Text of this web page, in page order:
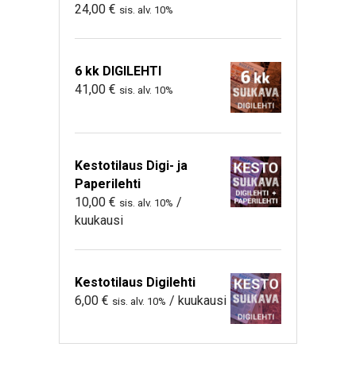
24,00 € sis. alv. 10%
6 kk DIGILEHTI
41,00 € sis. alv. 10%
Kestotilaus Digi- ja
Paperilehti
10,00 € sis. alv. 10% /
kuukausi
Kestotilaus Digilehti
6,00 € sis. alv. 10% / kuukausi